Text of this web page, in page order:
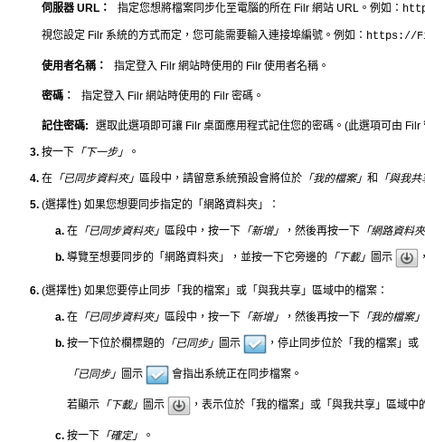
伺服器 URL： 指定您想將檔案同步化至電腦的所在 Filr 網站 URL。例如：
視您設定 Filr 系統的方式而定，您可能需要輸入連接埠編號。例如： https://
使用者名稱： 指定登入 Filr 網站時使用的 Filr 使用者名稱。
密碼︰ 指定登入 Filr 網站時使用的 Filr 密碼。
記住密碼: 選取此選項即可讓 Filr 桌面應用程式記住您的密碼。(此選項可由 Filr
按一下 「下一步」 。
在 「已同步資料夾」 區段中，請留意系統預設會將位於 「我的檔案」 和 「與我共
(選擇性) 如果您想要同步指定的「網路資料夾」：
在 「已同步資料夾」 區段中，按一下 「新增」 ，然後再按一下 「網路資料夾
導覽至想要同步的「網路資料夾」，並按一下它旁邊的 「下載」 圖示
(選擇性) 如果您要停止同步「我的檔案」或「與我共享」區域中的檔案：
在 「已同步資料夾」 區段中，按一下 「新增」 ，然後再按一下 「我的檔案」
按一下位於欄標題的 「已同步」 圖示 ，停止同步位於「我的檔案」
「已同步」 圖示 會指出系統正在同步檔案。
若顯示 「下載」 圖示 ，表示位於「我的檔案」或「與我共享」區域中
按一下 「確定」 。